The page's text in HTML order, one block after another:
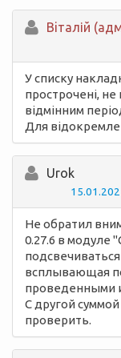
Вiталій
У списку
прострочені,
відмінним
Для
Urok
Не обратил
0.27.6 в модуле
всплывающая
проведенными
С другой
проверить.